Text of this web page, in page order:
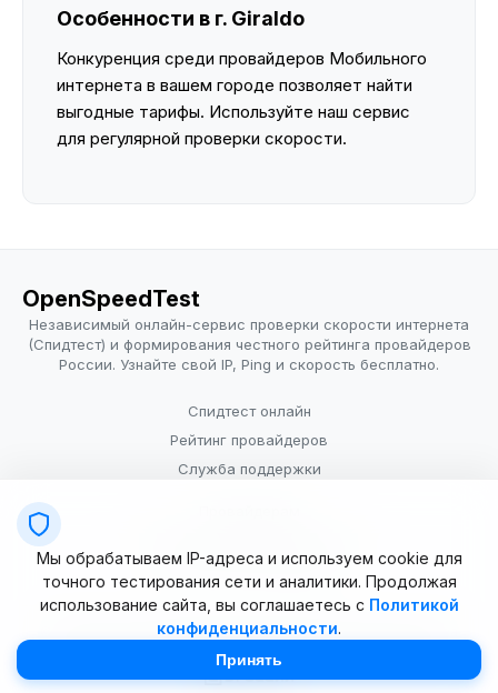
Особенности в г. Giraldo
Конкуренция среди провайдеров Мобильного
интернета в вашем городе позволяет найти
выгодные тарифы. Используйте наш сервис
для регулярной проверки скорости.
OpenSpeedTest
Независимый онлайн-сервис проверки скорости интернета
(Спидтест) и формирования честного рейтинга провайдеров
России. Узнайте свой IP, Ping и скорость бесплатно.
Спидтест онлайн
Рейтинг провайдеров
Служба поддержки
Условия использования
© 2025–2026 OpenSpeedTest (ИП Долматова В.В.). Все права
Мы обрабатываем IP-адреса и используем cookie для
точного тестирования сети и аналитики. Продолжая
использование сайта, вы соглашаетесь с Политикой
конфиденциальности.
Принять